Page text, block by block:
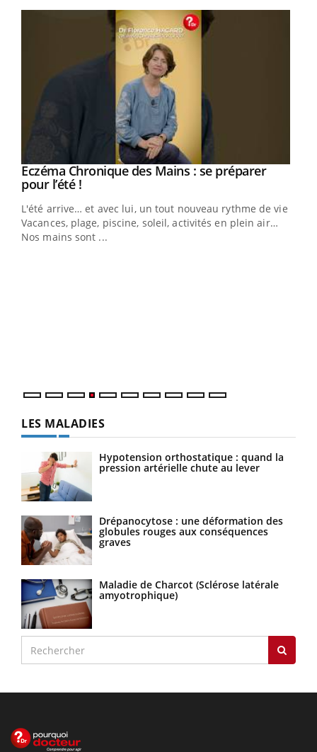
Youtube
Eczéma Chronique des Mains : se préparer
pour l’été !Youtube
L'été arrive… et avec lui, un tout nouveau rythme de vie !
Vacances, plage, piscine, soleil, activités en plein air…
Nos mains sont ...
LES MALADIES
Hypotension orthostatique : quand la
pression artérielle chute au lever
Drépanocytose : une déformation des
globules rouges aux conséquences
graves
Maladie de Charcot (Sclérose latérale
amyotrophique)